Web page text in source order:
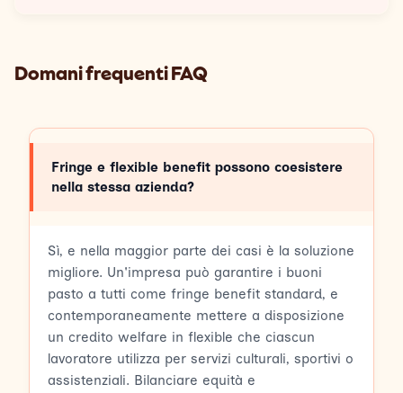
Domani frequenti FAQ
Fringe e flexible benefit possono coesistere
nella stessa azienda?
Sì, e nella maggior parte dei casi è la soluzione
migliore. Un'impresa può garantire i buoni
pasto a tutti come fringe benefit standard, e
contemporaneamente mettere a disposizione
un credito welfare in flexible che ciascun
lavoratore utilizza per servizi culturali, sportivi o
assistenziali. Bilanciare equità e